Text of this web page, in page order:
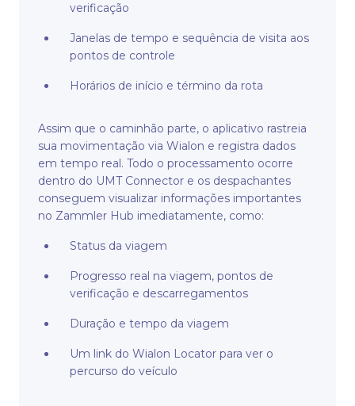
verificação
Janelas de tempo e sequência de visita aos
pontos de controle
Horários de início e término da rota
Assim que o caminhão parte, o aplicativo rastreia
sua movimentação via Wialon e registra dados
em tempo real. Todo o processamento ocorre
dentro do UMT Connector e os despachantes
conseguem visualizar informações importantes
no Zammler Hub imediatamente, como:
Status da viagem
Progresso real na viagem, pontos de
verificação e descarregamentos
Duração e tempo da viagem
Um link do Wialon Locator para ver o
percurso do veículo